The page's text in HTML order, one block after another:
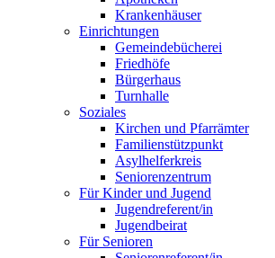
Krankenhäuser
Einrichtungen
Gemeindebücherei
Friedhöfe
Bürgerhaus
Turnhalle
Soziales
Kirchen und Pfarrämter
Familienstützpunkt
Asylhelferkreis
Seniorenzentrum
Für Kinder und Jugend
Jugendreferent/in
Jugendbeirat
Für Senioren